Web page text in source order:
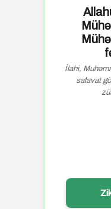
İlahi,
salavat